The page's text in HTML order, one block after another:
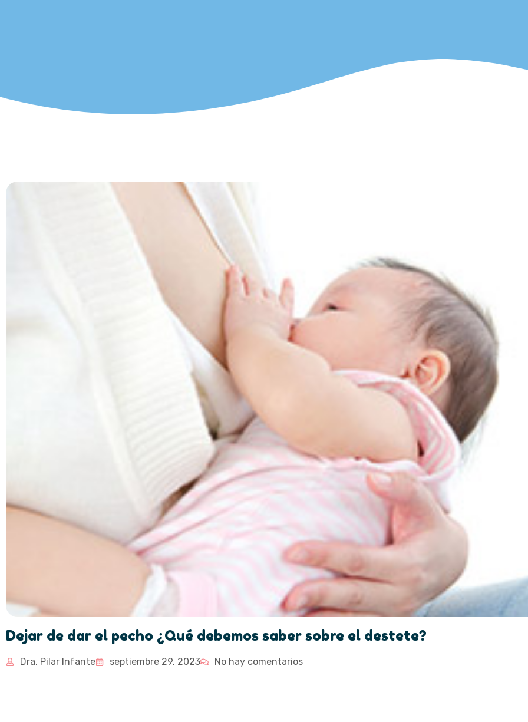
Dejar de dar el pecho ¿Qué debemos saber sobre el destete?
Dra. Pilar Infante septiembre 29, 2023 No hay comentarios